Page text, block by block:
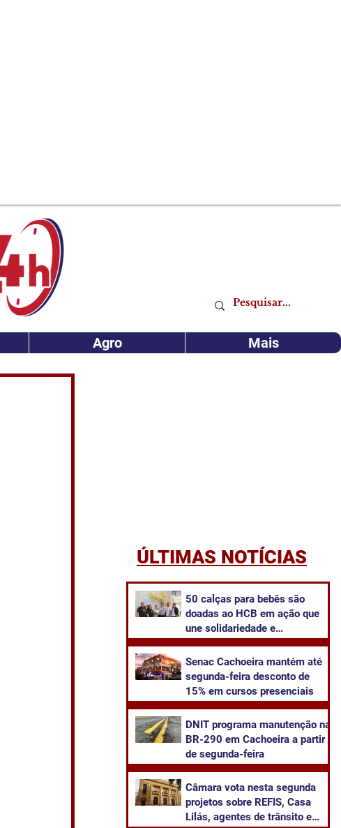
Agro Mais
ÚLTIMAS NOTÍCIAS
50 calças para bebês são
doadas ao HCB em ação que
une solidariedade e
Senac Cachoeira mantém até
segunda-feira desconto de
15% em cursos presenciais
DNIT programa manutenção na
BR-290 em Cachoeira a partir
de segunda-feira
Câmara vota nesta segunda
projetos sobre REFIS, Casa
Lilás, agentes de trânsito e